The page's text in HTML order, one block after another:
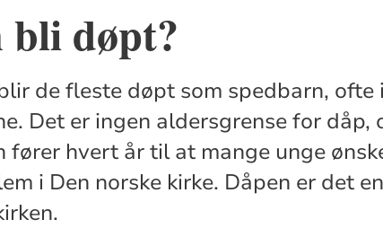
bli døpt?
de fleste døpt som spedbarn, ofte
Det er ingen aldersgrense for dåp,
fører hvert år til at mange unge
i Den norske kirke. Dåpen er det